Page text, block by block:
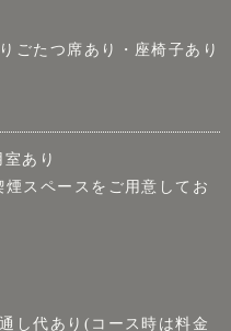
ごたつ席あり・座椅子あり
あり
スペースをご用意してお
し代あり(コース時は料金